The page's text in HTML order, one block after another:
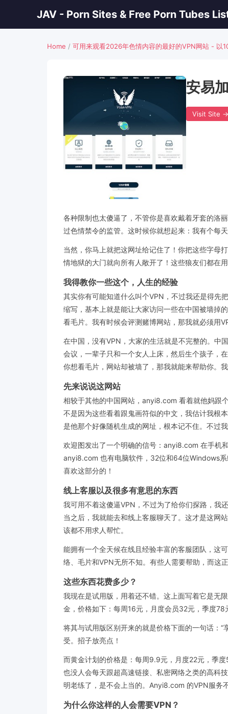
JAV - Porn Sites & Free Porn Tubes
Home / 可用来观看2026年色情内容的最好的VPN网站 - 以
安易
Visit Site →
各种限制也太傻逼了，不管你是喜欢戴着牙套的洛
过色情禁令的监管。这时候你就想起来：我有个每
当然，你马上就把这网址给记住了！你把这些字母
情地狱的大门就向所有人敞开了！这些狼友们都在
我得教你一些这个，人生的经验
其实你有可能知道什么叫个VPN，不过我还是得先
缩写，基本上就是能让大家访问一些在中国被墙掉
看毛片。我有时候会评测赌博网站，那我就必须用
在中国，没有VPN，大家的生活就是不完整的。中
会议，一辈子只和一个女人上床，然后生个孩子，
你想看毛片，网站却被墙了，那我就能来帮助你。
先来说说这网站
相较于其他的中国网站，anyi8.com 看着就他妈跟
不是因为这些看着跟鬼画符似的中文，我估计我根
是他那个好像随机生成的网址，根本记不住。不过
欢迎图发出了一个明确的信号：anyi8.com 在手机
anyi8.com 也有电脑软件，32位和64位Windows
喜欢这部分的！
线上客服以及很多有意思的东西
我可用不着这傻逼VPN，不过为了给你们探路，我
当之后，我就能去和线上客服聊天了。这才是这网
该都不用求人帮忙。
能拥有一个全天候在线且经验丰富的客服团队，这
络、毛片和VPN无所不知。有些人需要帮助，而这
这些东西花费多少？
我现在是试用版，用着还不错。这上面写着它是无
金，价格如下：每周16元，月度会员32元，季度78
将其与试用版区别开来的就是价格下面的一句话：
受。招子放亮点！
而黄金计划的价格是：每周9.9元，月度22元，季
也没人会每天跟超高速链接、私密网络之类的高科
明老练了，是不会上当的。Anyi8.com 的VPN服务
为什么你这样的人会需要VPN？